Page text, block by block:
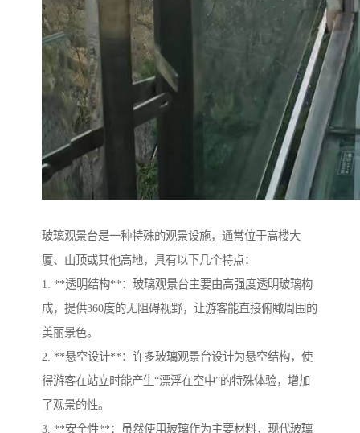
玻璃观景台是一种特殊的观景设施，通常位于高楼大
厦、山顶或其他高地，具有以下几个特点：
1. **透明结构**：玻璃观景台主要由高强度透明玻璃构
成，提供360度的无阻碍视野，让游客能直接俯瞰周围的
美丽景色。
2. **悬空设计**：许多玻璃观景台设计为悬空结构，使
得游客在站立时能产生“漂浮在空中”的特殊体验，增加
了观景的性。
3. **安全性**：虽然使用玻璃作为主要材料，现代玻璃